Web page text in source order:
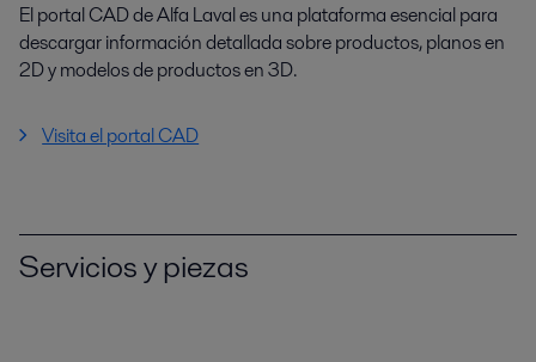
El portal CAD de Alfa Laval es una plataforma esencial para
descargar información detallada sobre productos, planos en
2D y modelos de productos en 3D.
Visita el portal CAD
Servicios y piezas